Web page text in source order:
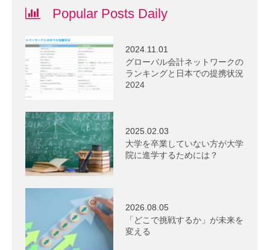
Popular Posts Daily
2024.11.01
グローバル会計ネットワークの
ランキングと日本での提携状況
2024
2025.02.03
大学を卒業していない方が大学
院に進学するためには？
2026.08.05
「どこで挑戦するか」が未来を
変える